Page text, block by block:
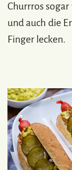
Churrros
und auch die
Finger lecken.